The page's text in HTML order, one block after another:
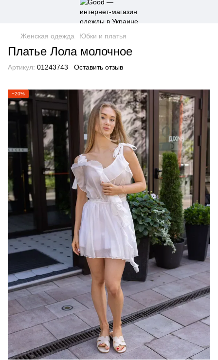
Женская одежда Юбки и платья
Платье Лола молочное
Артикул: 01243743 Оставить отзыв
−20%